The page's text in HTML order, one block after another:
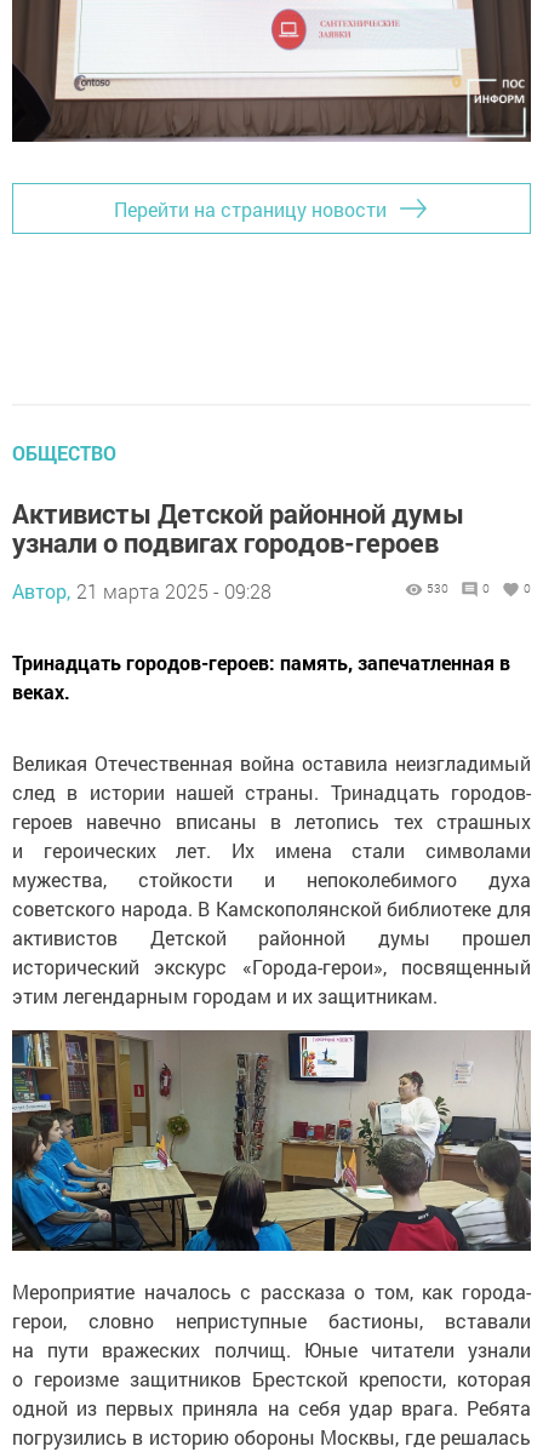
Перейти на страницу новости
ОБЩЕСТВО
Активисты Детской районной думы
узнали о подвигах городов-героев
Автор, 21 марта 2025 - 09:28 530 0 0
Тринадцать городов-героев: память, запечатленная в
веках.
Великая Отечественная война оставила неизгладимый
след в истории нашей страны. Тринадцать городов-
героев навечно вписаны в летопись тех страшных
и героических лет. Их имена стали символами
мужества, стойкости и непоколебимого духа
советского народа. В Камскополянской библиотеке для
активистов Детской районной думы прошел
исторический экскурс «Города-герои», посвященный
этим легендарным городам и их защитникам.
Мероприятие началось с рассказа о том, как города-
герои, словно неприступные бастионы, вставали
на пути вражеских полчищ. Юные читатели узнали
о героизме защитников Брестской крепости, которая
одной из первых приняла на себя удар врага. Ребята
погрузились в историю обороны Москвы, где решалась